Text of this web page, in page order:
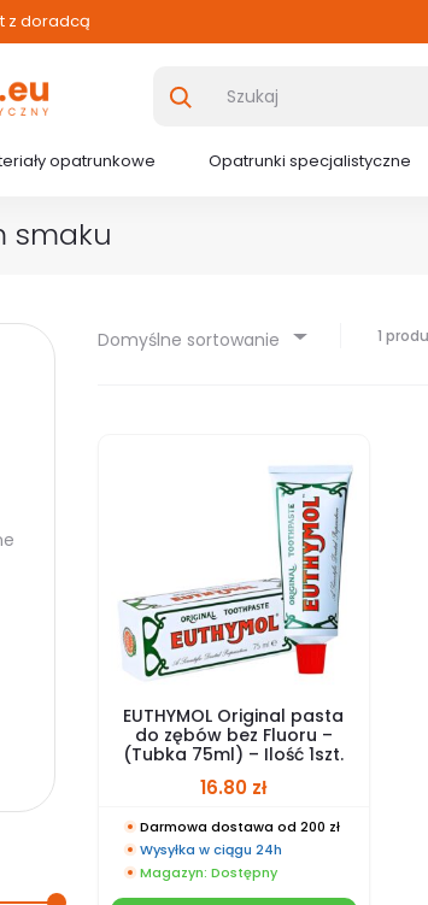
z doradcą
opatrunkowe Opatrunki specjalistyczne
smaku
Domyślne sortowanie 1
EUTHYMOL Original pasta
do zębów bez Fluoru –
(Tubka 75ml) – Ilość 1szt.
16.80 zł
Darmowa dostawa od 200 zł
Wysyłka w ciągu 24h
Magazyn: Dostępny